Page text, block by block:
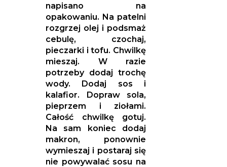
napisano na
opakowaniu. Na patelni
rozgrzej olej i podsmaż
cebulę, czochaj,
pieczarki i tofu. Chwilkę
mieszaj. W razie
potrzeby dodaj trochę
wody. Dodaj sos i
kalafior. Dopraw sola,
pieprzem i ziołami.
Całość chwilkę gotuj.
Na sam koniec dodaj
makron, ponownie
wymieszaj i postaraj się
nie powywalać sosu na